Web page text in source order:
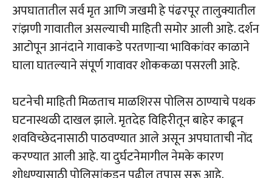
अपघातातील सर्व मृत आणि जखमी हे पंढरपूर तालुक्यातील
रांझणी गावातील असल्याची माहिती समोर आली आहे. दर्शन
आटोपून आनंदाने गावाकडे परतणाऱ्या भाविकांवर काळाने
घाला घातल्याने संपूर्ण गावावर शोककळा पसरली आहे.
घटनेची माहिती मिळताच माळशिरस पोलिस ठाण्याचे पथक
घटनास्थळी दाखल झाले. मृतदेह विहिरीतून बाहेर काढून
शवविच्छेदनासाठी पाठवण्यात आले असून अपघाताची नोंद
करण्यात आली आहे. या दुर्घटनेमागील नेमके कारण